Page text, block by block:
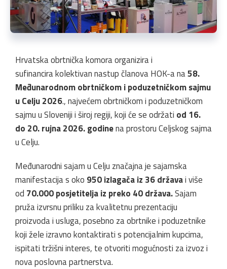
Hrvatska obrtnička komora organizira i
sufinancira kolektivan nastup članova HOK-a na58.
Međunarodnom obrtničkom i poduzetničkom sajmu
u Celju 2026., najvećem obrtničkom i poduzetničkom
sajmu u Sloveniji i široj regiji, koji će se održati od 16.
do 20. rujna 2026. godinena prostoru Celjskog sajma
u Celju.
Međunarodni sajam u Celju značajna je sajamska
manifestacija s oko 950 izlagača iz 36 državai više
od 70.000 posjetitelja iz preko 40 država.Sajam
pruža izvrsnu priliku za kvalitetnu prezentaciju
proizvoda i usluga, posebno za obrtnike i poduzetnike
koji žele izravno kontaktirati s potencijalnim kupcima,
ispitati tržišni interes, te otvoriti mogućnosti za izvoz i
nova poslovna partnerstva.